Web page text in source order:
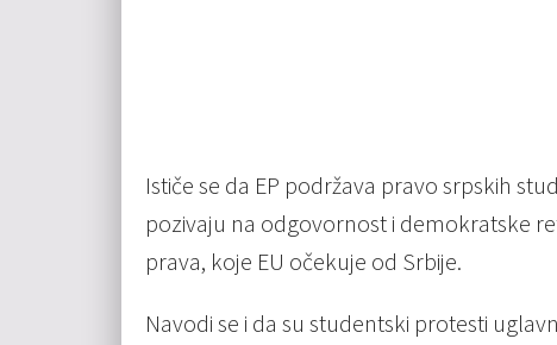
Ističe se da EP podržava pravo srpskih
pozivaju na odgovornost i demokratske
prava, koje EU očekuje od Srbije.
Navodi se i da su studentski protesti